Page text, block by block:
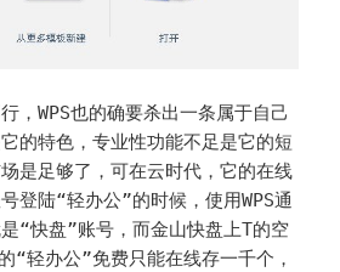
，WPS也的确要杀出一条属于自己
的特色，专业性功能不足是它的短
是足够了，可在云时代，它的在线
登陆“轻办公”的时候，使用WPS通
“快盘”账号，而金山快盘上T的空
“轻办公”免费只能在线存一千个，